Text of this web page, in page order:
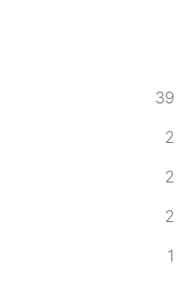
39
2
2
2
1